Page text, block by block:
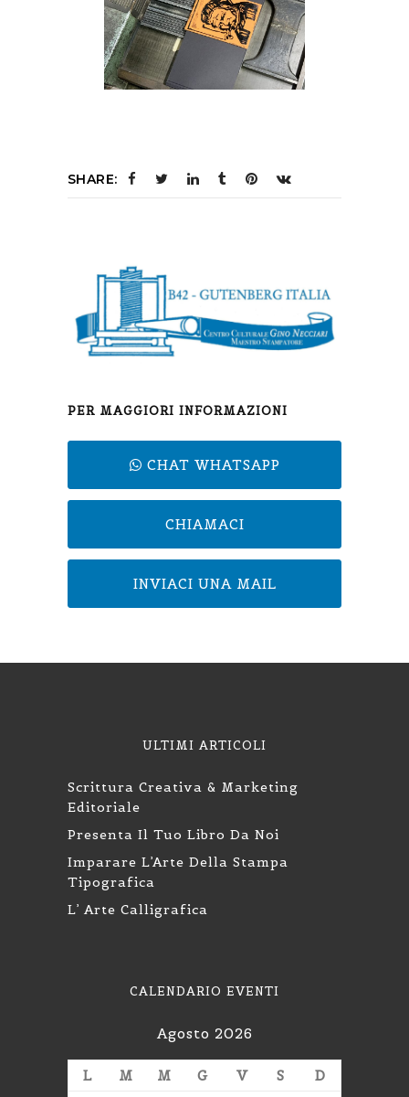
SHARE:
PER MAGGIORI INFORMAZIONI
CHAT WHATSAPP
CHIAMACI
INVIACI UNA MAIL
ULTIMI ARTICOLI
Scrittura Creativa & Marketing
Editoriale
Presenta Il Tuo Libro Da Noi
Imparare L’Arte Della Stampa
Tipografica
L’ Arte Calligrafica
CALENDARIO EVENTI
Agosto 2026
L M M G V S
D